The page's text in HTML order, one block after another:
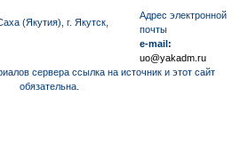
(Якутия), г. Якутск,
Aдрес электронной
почты
e-mail:
uo@yakadm.ru
сервера ссылка на источник и этот сайт
обязательна.